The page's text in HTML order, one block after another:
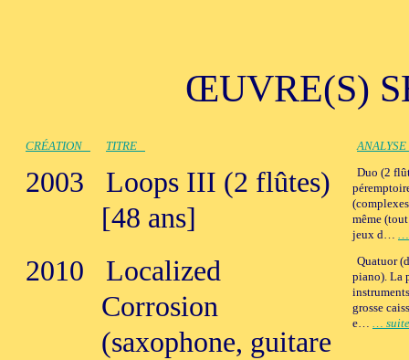
ŒUVRE(S)
CRÉATION TITRE ANALYSE
2003
Loops III (2 flûtes)
[48 ans]
Duo (2
même
jeux d… …
2010
Localized
Corrosion
(saxophone, guitare
Quatuor
piano). La
grosse
e… … suite